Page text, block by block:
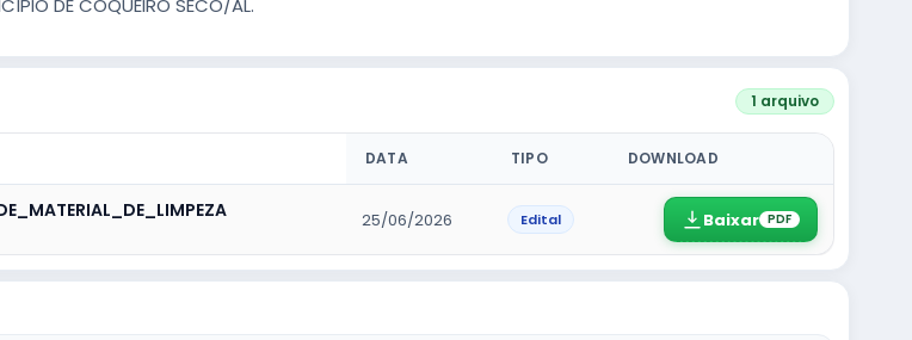
1 arquivo
DATA TIPO DOWNLOAD
25/06/2026 Edital Baixar PDF